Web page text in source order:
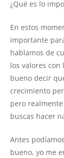
¿Qué es lo
En estos
importante
hablamos de
los valores
bueno decir
crecimiento
pero
buscas hacer
Antes
bueno, yo me